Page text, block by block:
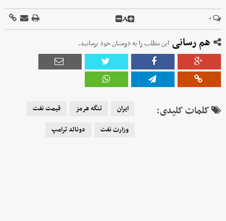
۰ A
هم رسانی این مطلب را به دوستان خود برسانید.
کلمات کلیدی: ایران تنگه هرمز
قیمت نفت
وزارت نفت
دونالد ترامپ